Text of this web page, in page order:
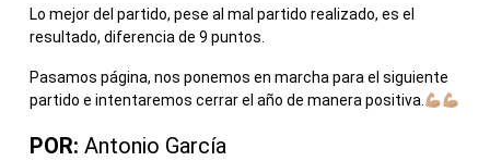
Lo mejor del partido, pese al mal partido realizado, es el
resultado, diferencia de 9 puntos.
Pasamos página, nos ponemos en marcha para el siguiente
partido e intentaremos cerrar el año de manera positiva.
POR: Antonio García